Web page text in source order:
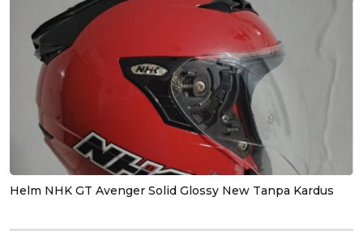
Helm NHK GT Avenger Solid Glossy New Tanpa Kardus